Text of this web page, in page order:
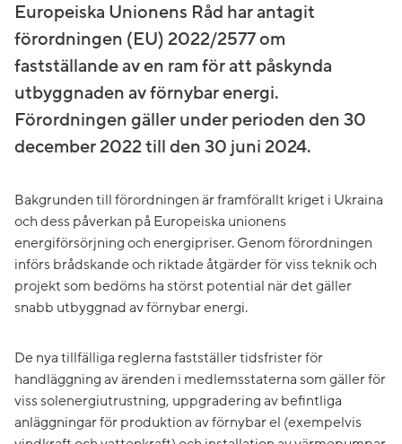
Europeiska Unionens Råd har antagit
förordningen (EU) 2022/2577 om
fastställande av en ram för att påskynda
utbyggnaden av förnybar energi.
Förordningen gäller under perioden den 30
december 2022 till den 30 juni 2024.
Bakgrunden till förordningen är framförallt kriget i Ukraina
och dess påverkan på Europeiska unionens
energiförsörjning och energipriser. Genom förordningen
införs brådskande och riktade åtgärder för viss teknik och
projekt som bedöms ha störst potential när det gäller
snabb utbyggnad av förnybar energi.
De nya tillfälliga reglerna fastställer tidsfrister för
handläggning av ärenden i medlemsstaterna som gäller för
viss solenergiutrustning, uppgradering av befintliga
anläggningar för produktion av förnybar el (exempelvis